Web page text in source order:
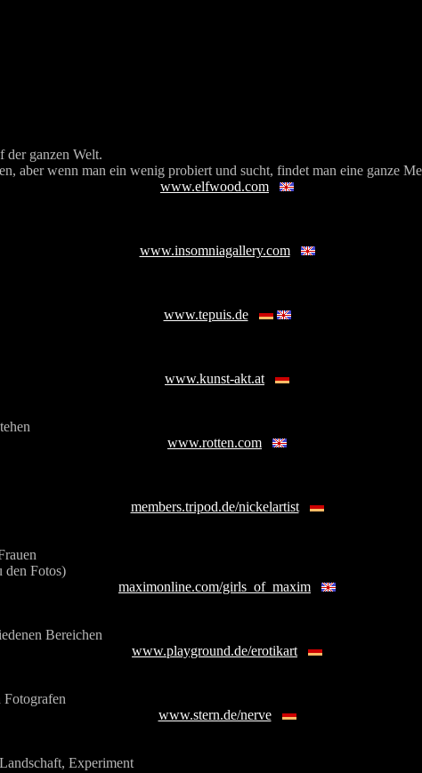
der ganzen Welt.
aber wenn man ein wenig probiert und sucht, findet man eine ganze
www.elfwood.com
www.insomniagallery.com
www.tepuis.de
www.kunst-akt.at
www.rotten.com
members.tripod.de/nickelartist
den Fotos)
maximonline.com/girls_of_maxim
Bereichen
www.playground.de/erotikart
www.stern.de/nerve
Experiment